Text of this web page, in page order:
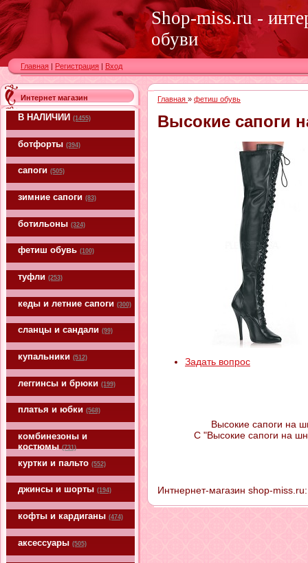
Shop-miss.ru -
обуви
Главная | Регистрация | Вход
Интернет магазин
В НАЛИЧИИ (1455)
ботфорты (394)
сапоги (505)
зимние сапоги (83)
ботильоны (324)
фетиш обувь (100)
туфли (253)
кеды и летние сапоги (300)
сланцы и сандали (99)
купальники (512)
леггинсы и брюки (199)
платья и юбки (568)
комбинезоны и
костюмы (731)
куртки и пальто (552)
джинсы и шорты (194)
кофты и кардиганы (474)
аксессуары (505)
Главная » фетиш обувь
Высокие сапоги
Задать вопрос
Высокие сапоги на
С "Высокие сапоги на
Интнернет-магазин shop-